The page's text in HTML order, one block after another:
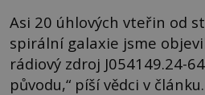
Asi 20 úhlových vteřin od
spirální galaxie jsme
rádiový zdroj J054149.24-
původu,“ píší vědci v článku.